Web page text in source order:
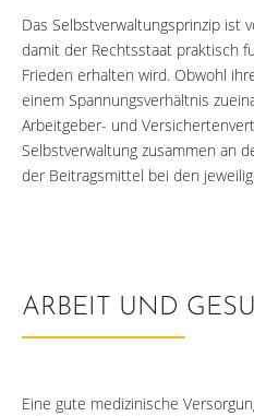
Das Selbstverwaltungsprinzip ist
damit der Rechtsstaat praktisch
Frieden erhalten wird. Obwohl
einem Spannungsverhältnis
Arbeitgeber- und
Selbstverwaltung zusammen an
der Beitragsmittel bei den
ARBEIT UND
Eine gute medizinische